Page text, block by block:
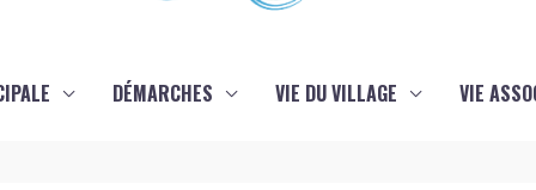
DÉMARCHES VIE DU VILLAGE VIE